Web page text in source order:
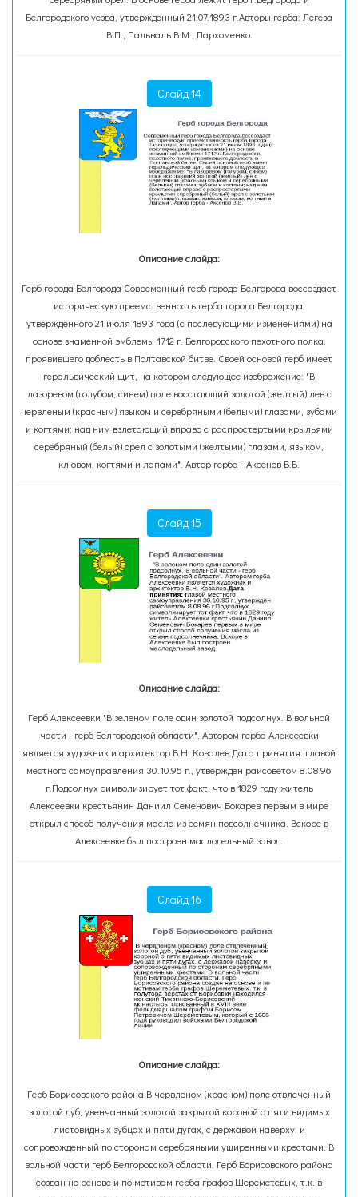
Белгородского уезда, утвержденный 21.07.1893 г.Авторы герба: Легеза
В.П., Пальваль В.М., Пархоменко.
Слайд 14
Описание слайда:
Герб города Белгорода Современный герб города Белгорода воссоздает
историческую преемственность герба города Белгорода,
утвержденного 21 июля 1893 года (с последующими изменениями) на
основе знаменной эмблемы 1712 г. Белгородского пехотного полка,
проявившего доблесть в Полтавской битве. Своей основой герб имеет
геральдический щит, на котором следующее изображение: "В
лазоревом (голубом, синем) поле восстающий золотой (желтый) лев с
червленым (красным) языком и серебряными (белыми) глазами, зубами
и когтями; над ним взлетающий вправо с распростертыми крыльями
серебряный (белый) орел с золотыми (желтыми) глазами, языком,
клювом, когтями и лапами". Автор герба - Аксенов В.В.
Слайд 15
Описание слайда:
Герб Алексеевки "В зеленом поле один золотой подсолнух. В вольной
части - герб Белгородской области". Автором герба Алексеевки
является художник и архитектор В.Н. Ковалев.Дата принятия: главой
местного самоуправления 30.10.95 г., утвержден райсоветом 8.08.96
г.Подсолнух символизирует тот факт, что в 1829 году житель
Алексеевки крестьянин Даниил Семенович Бокарев первым в мире
открыл способ получения масла из семян подсолнечника. Вскоре в
Алексеевке был построен маслодельный завод.
Слайд 16
Описание слайда:
Герб Борисовского района В червленом (красном) поле отвлеченный
золотой дуб, увенчанный золотой закрытой короной о пяти видимых
листовидных зубцах и пяти дугах, с державой наверху, и
сопровожденный по сторонам серебряными уширенными крестами. В
вольной части герб Белгородской области. Герб Борисовского района
создан на основе и по мотивам герба графов Шереметевых, т.к. в